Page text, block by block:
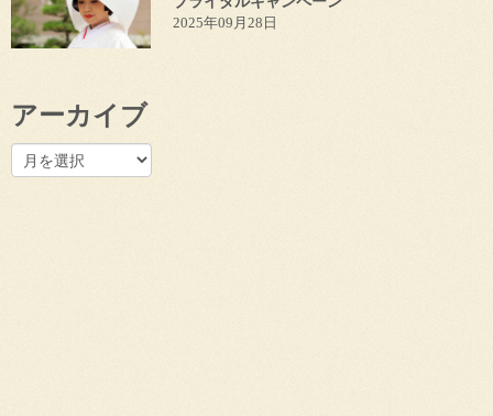
2025年09月28日
アーカイブ